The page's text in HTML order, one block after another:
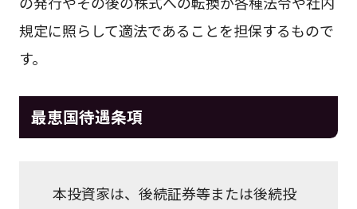
規定に照らして適法であることを担保するもので
す。
最恵国待遇条項
本投資家は、後続証券等または後続投